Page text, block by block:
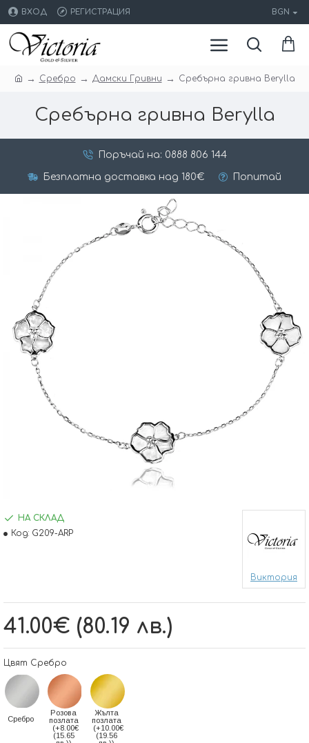
ВХОД РЕГИСТРАЦИЯ BGN
Сребро Дамски Гривни Сребърна гривна Berylla
Сребърна гривна Berylla
Поръчай на: 0888 806 144
Безплатна доставка над 180€ Попитай
41.00€ (80.19 лв.)
НА СКЛАД
Код: G209-ARP
Виктория
Цвят Сребро
Сребро
Розова
позлата
(+8.00€
(15.65
Жълта
позлата
(+10.00€
(19.56